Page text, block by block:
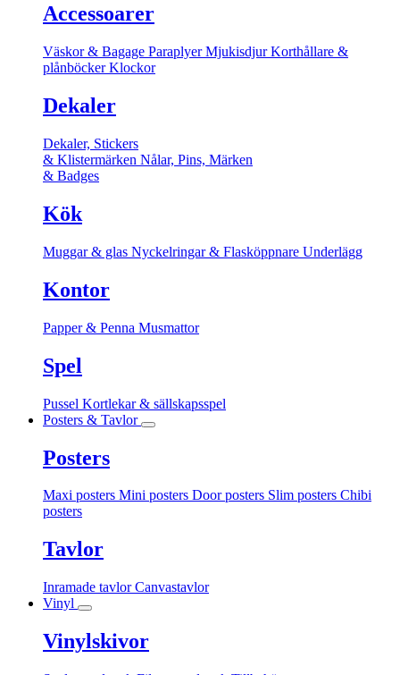
Accessoarer
Väskor & Bagage ParaplyerMjukisdjurKorthållare &
plånböckerKlockor
Dekaler
Dekaler, Stickers
& Klistermärken Nålar, Pins, Märken
& Badges
Kök
Muggar & glas Nyckelringar & Flasköppnare Underlägg
Kontor
Papper & Penna Musmattor
Spel
Pussel Kortlekar & sällskapsspel
Posters & Tavlor
Posters
Maxi posters Mini posters Door posters Slim posters Chibi
posters
Tavlor
Inramade tavlorCanvastavlor
Vinyl
Vinylskivor